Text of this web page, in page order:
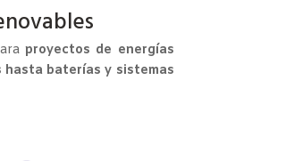
proyectos de energías
hasta baterías y sistemas